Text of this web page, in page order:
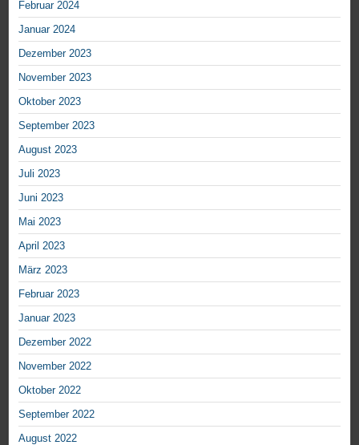
Februar 2024
Januar 2024
Dezember 2023
November 2023
Oktober 2023
September 2023
August 2023
Juli 2023
Juni 2023
Mai 2023
April 2023
März 2023
Februar 2023
Januar 2023
Dezember 2022
November 2022
Oktober 2022
September 2022
August 2022